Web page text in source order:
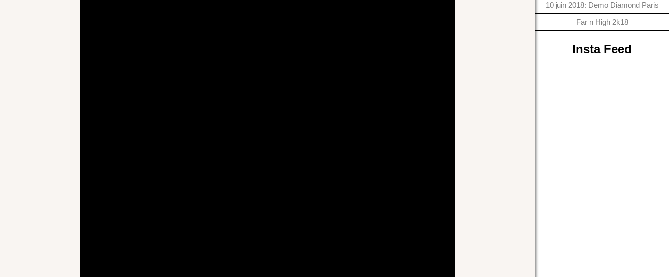
10 juin 2018: Demo Diamond Paris
Far n High 2k18
Insta Feed